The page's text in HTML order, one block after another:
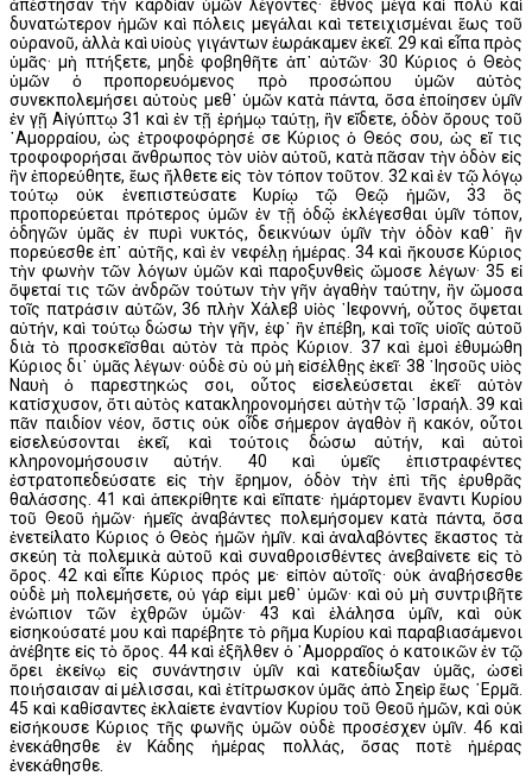
ἀπέστησαν τὴν καρδίαν ὑμῶν λέγοντες· ἔθνος μέγα καὶ πολὺ καὶ
δυνατώτερον ἡμῶν καὶ πόλεις μεγάλαι καὶ τετειχισμέναι ἕως τοῦ
οὐρανοῦ, ἀλλὰ καὶ υἱοὺς γιγάντων ἑωράκαμεν ἐκεῖ. 29 καὶ εἶπα πρὸς
ὑμᾶς· μὴ πτήξετε, μηδὲ φοβηθῆτε ἀπ᾿ αὐτῶν· 30 Κύριος ὁ Θεὸς
ὑμῶν ὁ προπορευόμενος πρὸ προσώπου ὑμῶν αὐτὸς
συνεκπολεμήσει αὐτοὺς μεθ᾿ ὑμῶν κατὰ πάντα, ὅσα ἐποίησεν ὑμῖν
ἐν γῇ Αἰγύπτῳ 31 καὶ ἐν τῇ ἐρήμῳ ταύτῃ, ἣν εἴδετε, ὁδὸν ὄρους τοῦ
᾿Αμορραίου, ὡς ἐτροφοφόρησέ σε Κύριος ὁ Θεός σου, ὡς εἴ τις
τροφοφορήσαι ἄνθρωπος τὸν υἱὸν αὐτοῦ, κατὰ πᾶσαν τὴν ὁδὸν εἰς
ἣν ἐπορεύθητε, ἕως ἤλθετε εἰς τὸν τόπον τοῦτον. 32 καὶ ἐν τῷ λόγῳ
τούτῳ οὐκ ἐνεπιστεύσατε Κυρίῳ τῷ Θεῷ ἡμῶν, 33 ὃς
προπορεύεται πρότερος ὑμῶν ἐν τῇ ὁδῷ ἐκλέγεσθαι ὑμῖν τόπον,
ὁδηγῶν ὑμᾶς ἐν πυρὶ νυκτός, δεικνύων ὑμῖν τὴν ὁδὸν καθ᾿ ἣν
πορεύεσθε ἐπ᾿ αὐτῆς, καὶ ἐν νεφέλῃ ἡμέρας. 34 καὶ ἤκουσε Κύριος
τὴν φωνὴν τῶν λόγων ὑμῶν καὶ παροξυνθεὶς ὤμοσε λέγων· 35 εἰ
ὄψεταί τις τῶν ἀνδρῶν τούτων τὴν γῆν ἀγαθὴν ταύτην, ἣν ὤμοσα
τοῖς πατράσιν αὐτῶν, 36 πλὴν Χάλεβ υἱὸς ᾿Ιεφοννή, οὗτος ὄψεται
αὐτήν, καὶ τούτῳ δώσω τὴν γῆν, ἐφ᾿ ἣν ἐπέβη, καὶ τοῖς υἱοῖς αὐτοῦ
διὰ τὸ προσκεῖσθαι αὐτὸν τὰ πρὸς Κύριον. 37 καὶ ἐμοὶ ἐθυμώθη
Κύριος δι᾿ ὑμᾶς λέγων· οὐδὲ σὺ οὐ μὴ εἰσέλθῃς ἐκεῖ· 38 ᾿Ιησοῦς υἱὸς
Ναυὴ ὁ παρεστηκώς σοι, οὗτος εἰσελεύσεται ἐκεῖ· αὐτὸν
κατίσχυσον, ὅτι αὐτὸς κατακληρονομήσει αὐτὴν τῷ ᾿Ισραήλ. 39 καὶ
πᾶν παιδίον νέον, ὅστις οὐκ οἶδε σήμερον ἀγαθὸν ἢ κακόν, οὗτοι
εἰσελεύσονται ἐκεῖ, καὶ τούτοις δώσω αὐτήν, καὶ αὐτοὶ
κληρονομήσουσιν αὐτήν. 40 καὶ ὑμεῖς ἐπιστραφέντες
ἐστρατοπεδεύσατε εἰς τὴν ἔρημον, ὁδὸν τὴν ἐπὶ τῆς ἐρυθρᾶς
θαλάσσης. 41 καὶ ἀπεκρίθητε καὶ εἴπατε· ἡμάρτομεν ἔναντι Κυρίου
τοῦ Θεοῦ ἡμῶν· ἡμεῖς ἀναβάντες πολεμήσομεν κατὰ πάντα, ὅσα
ἐνετείλατο Κύριος ὁ Θεὸς ἡμῶν ἡμῖν. καὶ ἀναλαβόντες ἕκαστος τὰ
σκεύη τὰ πολεμικὰ αὐτοῦ καὶ συναθροισθέντες ἀνεβαίνετε εἰς τὸ
ὄρος. 42 καὶ εἶπε Κύριος πρός με· εἰπὸν αὐτοῖς· οὐκ ἀναβήσεσθε
οὐδὲ μὴ πολεμήσετε, οὐ γάρ εἰμι μεθ᾿ ὑμῶν· καὶ οὐ μὴ συντριβῆτε
ἐνώπιον τῶν ἐχθρῶν ὑμῶν· 43 καὶ ἐλάλησα ὑμῖν, καὶ οὐκ
εἰσηκούσατέ μου καὶ παρέβητε τὸ ρῆμα Κυρίου καὶ παραβιασάμενοι
ἀνέβητε εἰς τὸ ὄρος. 44 καὶ ἐξῆλθεν ὁ ᾿Αμορραῖος ὁ κατοικῶν ἐν τῷ
ὄρει ἐκείνῳ εἰς συνάντησιν ὑμῖν καὶ κατεδίωξαν ὑμᾶς, ὡσεὶ
ποιήσαισαν αἱ μέλισσαι, καὶ ἐτίτρωσκον ὑμᾶς ἀπὸ Σηεὶρ ἕως ῾Ερμᾶ.
45 καὶ καθίσαντες ἐκλαίετε ἐναντίον Κυρίου τοῦ Θεοῦ ἡμῶν, καὶ οὐκ
εἰσήκουσε Κύριος τῆς φωνῆς ὑμῶν οὐδὲ προσέσχεν ὑμῖν. 46 καὶ
ἐνεκάθησθε ἐν Κάδης ἡμέρας πολλάς, ὅσας ποτὲ ἡμέρας
ἐνεκάθησθε.